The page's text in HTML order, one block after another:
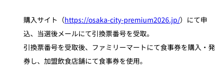
購入サイト（https://osaka-city-premium2026.jp/）にて申
込、当選後メールにて引換票番号を受取。
引換票番号を受取後、ファミリーマートにて食事券を購入・発
券し、加盟飲食店舗にて食事券を使用。